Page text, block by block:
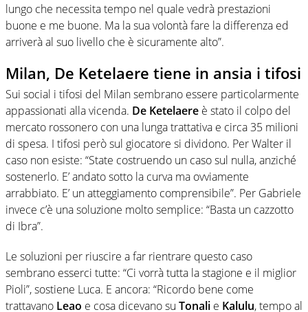
lungo che necessita tempo nel quale vedrà prestazioni
buone e me buone. Ma la sua volontà fare la differenza ed
arriverà al suo livello che è sicuramente alto”.
Milan, De Ketelaere tiene in ansia i tifosi
Sui social i tifosi del Milan sembrano essere particolarmente
appassionati alla vicenda. De Ketelaere è stato il colpo del
mercato rossonero con una lunga trattativa e circa 35 milioni
di spesa. I tifosi però sul giocatore si dividono. Per Walter il
caso non esiste: “State costruendo un caso sul nulla, anziché
sostenerlo. E’ andato sotto la curva ma ovviamente
arrabbiato. E’ un atteggiamento comprensibile”. Per Gabriele
invece c’è una soluzione molto semplice: “Basta un cazzotto
di Ibra”.
Le soluzioni per riuscire a far rientrare questo caso
sembrano esserci tutte: “Ci vorrà tutta la stagione e il miglior
Pioli”, sostiene Luca. E ancora: “Ricordo bene come
trattavano Leao e cosa dicevano su Tonali e Kalulu, tempo al